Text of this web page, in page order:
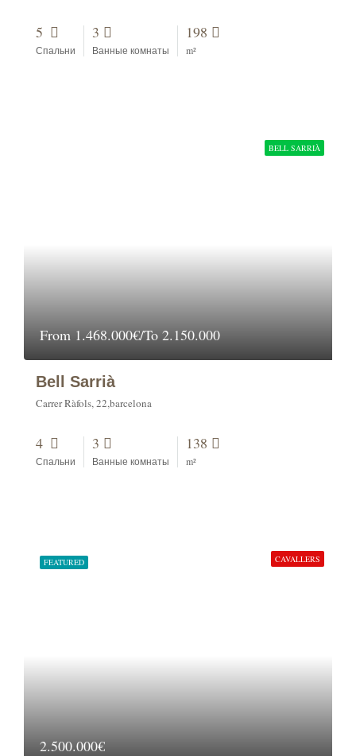
5
Спальни
3
Ванные комнаты
198
m²
BELL SARRIÀ
From 1.468.000€/To 2.150.000
Bell Sarrià
Carrer Ràfols, 22,barcelona
4
Спальни
3
Ванные комнаты
138
m²
FEATURED CAVALLERS
2.500.000€